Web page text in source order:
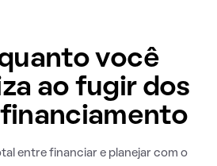
você
ao fugir dos
entre financiar e planejar com o